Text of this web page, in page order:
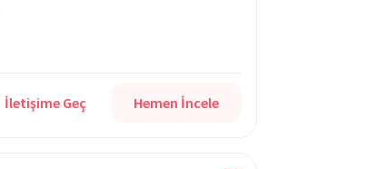
İletişime Geç Hemen İncele